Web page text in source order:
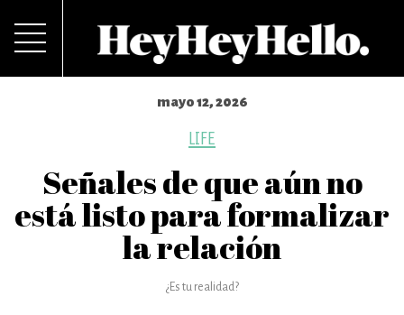
mayo 12, 2026
LIFE
Señales de que aún no
está listo para formalizar
la relación
¿Es tu realidad?